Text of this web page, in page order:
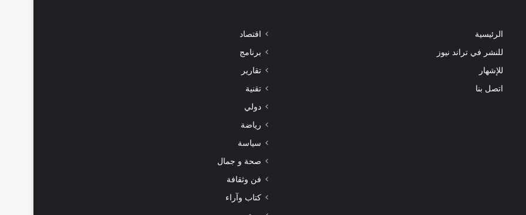
الرئيسية
للنشر في تراند نيوز
للإشهار
اتصل بنا
اقتصاد
برنامج
تقارير
تقنية
دولي
رياضة
سياسة
صحة و جمال
فن وثقافة
كتاب وآراء